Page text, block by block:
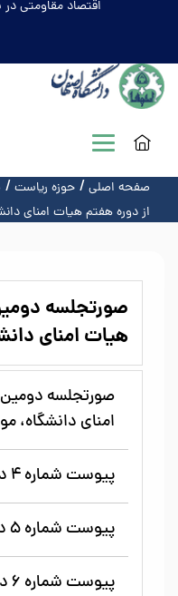
اقتصاد مقاومتی
صفحه اصلی حوزه ریاست
از دوره هفتم هیات امنای دانشگاه،
صورتجلسه
هیات امنای دانشگاه،
صورتجلسه
امنای دانشگاه، مورخ ۱ /
پیوست شماره ۴ دومین جلسه از دوره هفتم
پیوست شماره ۵ دومین جلسه از دوره هفتم
پیوست شماره ۶ دومین جلسه از دوره هفتم